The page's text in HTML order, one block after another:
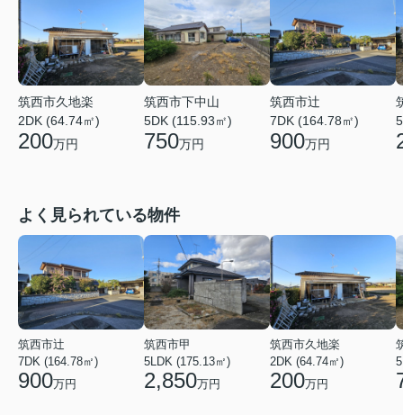
筑西市久地楽
2DK (64.74㎡)
200万円
筑西市下中山
5DK (115.93㎡)
750万円
筑西市辻
7DK (164.78㎡)
900万円
よく見られている物件
筑西市辻
7DK (164.78㎡)
900万円
筑西市甲
5LDK (175.13㎡)
2,850万円
筑西市久地楽
2DK (64.74㎡)
200万円